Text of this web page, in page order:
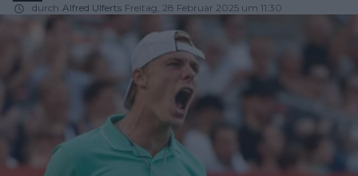
durch Alfred Ulferts Freitag, 28 Februar 2025 um 11:30